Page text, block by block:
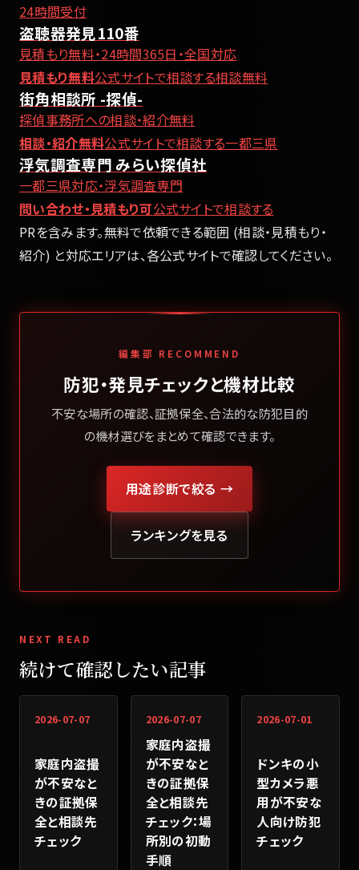
24時間受付
盗聴器発見110番
見積もり無料・24時間365日・全国対応
見積もり無料公式サイトで相談する相談無料
街角相談所 -探偵-
探偵事務所への相談・紹介無料
相談・紹介無料公式サイトで相談する一都三県
浮気調査専門 みらい探偵社
一都三県対応・浮気調査専門
問い合わせ・見積もり可公式サイトで相談する
PRを含みます。無料で依頼できる範囲 (相談・見積もり・
紹介) と対応エリアは、各公式サイトで確認してください。
編集部 RECOMMEND
防犯・発見チェックと機材比較
不安な場所の確認、証拠保全、合法的な防犯目的
の機材選びをまとめて確認できます。
用途診断で絞る →
ランキングを見る
NEXT READ
続けて確認したい記事
2026-07-07
家庭内盗撮
が不安なと
きの証拠保
全と相談先
チェック
2026-07-07
家庭内盗撮
が不安なと
きの証拠保
全と相談先
チェック：場
所別の初動
手順
2026-07-01
ドンキの小
型カメラ悪
用が不安な
人向け防犯
チェック